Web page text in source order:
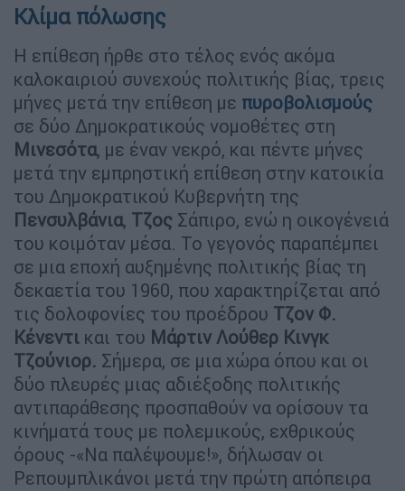
Κλίμα πόλωσης
Η επίθεση ήρθε στο τέλος ενός ακόμα
καλοκαιριού συνεχούς πολιτικής βίας, τρεις
μήνες μετά την επίθεση με πυροβολισμούς
σε δύο Δημοκρατικούς νομοθέτες στη
Μινεσότα, με έναν νεκρό, και πέντε μήνες
μετά την εμπρηστική επίθεση στην κατοικία
του Δημοκρατικού Κυβερνήτη της
Πενσυλβάνια, Τζος Σάπιρο, ενώ η οικογένειά
του κοιμόταν μέσα. Το γεγονός παραπέμπει
σε μια εποχή αυξημένης πολιτικής βίας τη
δεκαετία του 1960, που χαρακτηρίζεται από
τις δολοφονίες του προέδρου Τζον Φ.
Κένεντι και του Μάρτιν Λούθερ Κινγκ
Τζούνιορ. Σήμερα, σε μια χώρα όπου και οι
δύο πλευρές μιας αδιέξοδης πολιτικής
αντιπαράθεσης προσπαθούν να ορίσουν τα
κινήματά τους με πολεμικούς, εχθρικούς
όρους -«Να παλέψουμε!», δήλωσαν οι
Ρεπουμπλικάνοι μετά την πρώτη απόπειρα